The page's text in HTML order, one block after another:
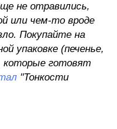
не отравились,
или чем-то вроде
Покупайте на
упаковке (печенье,
которые готовят
"Тонкости